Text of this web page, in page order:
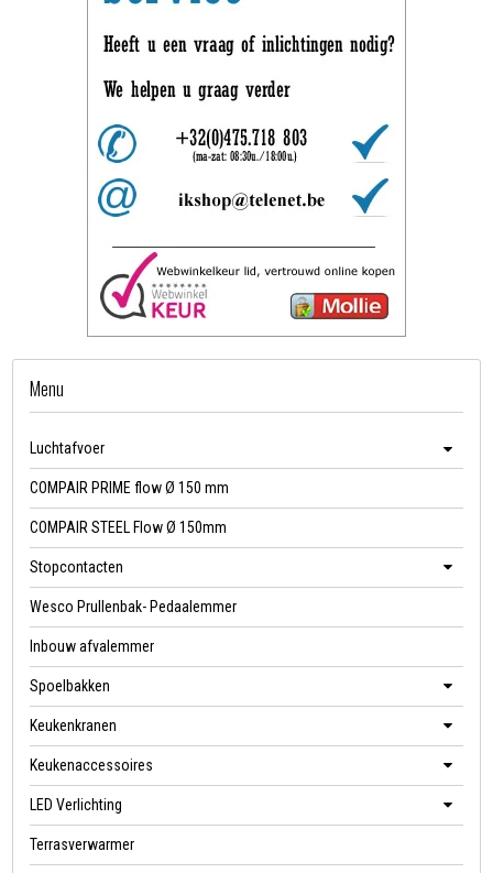
Menu
Luchtafvoer
COMPAIR PRIME flow Ø 150 mm
COMPAIR STEEL Flow Ø 150mm
Stopcontacten
Wesco Prullenbak- Pedaalemmer
Inbouw afvalemmer
Spoelbakken
Keukenkranen
Keukenaccessoires
LED Verlichting
Terrasverwarmer